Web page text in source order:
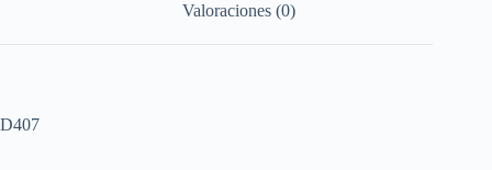
Valoraciones (0)
D407